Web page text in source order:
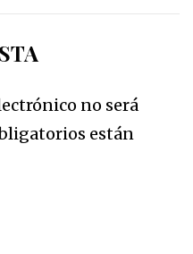
no será
están